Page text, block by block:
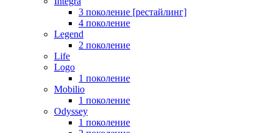
3 поколение [рестайлинг]
4 поколение
Legend
2 поколение
Life
Logo
1 поколение
Mobilio
1 поколение
Odyssey
1 поколение